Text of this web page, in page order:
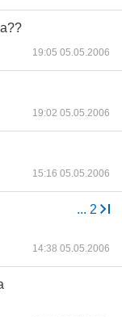
19:05 05.05.2006
19:02 05.05.2006
15:16 05.05.2006
... 2
14:38 05.05.2006